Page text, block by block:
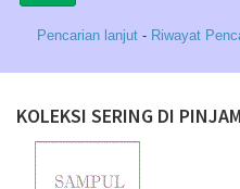
Pencarian lanjut - Riwayat
KOLEKSI SERING DI PINJAM